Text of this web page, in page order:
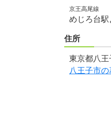
京王高尾線
めじろ台
住所
東京都八
八王子市